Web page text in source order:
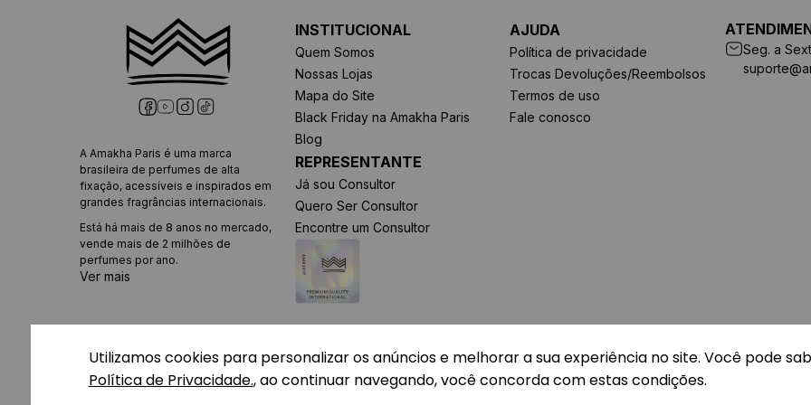
Utilizamos cookies para personalizar os anúncios e melhorar a sua experiência no site. Você pode
Política de Privacidade., ao continuar navegando, você concorda com estas condições.
A Amakha Paris é uma marca
brasileira de perfumes de alta
fixação, acessíveis e inspirados em
grandes fragrâncias internacionais.
Está há mais de 8 anos no mercado,
vende mais de 2 milhões de
perfumes por ano.
Ver mais
INSTITUCIONAL
Quem Somos
Nossas Lojas
Mapa do Site
Black Friday na Amakha Paris
Blog
REPRESENTANTE
Já sou Consultor
Quero Ser Consultor
Encontre um Consultor
AJUDA
Política de privacidade
Trocas Devoluções/Reembolsos
Termos de uso
Fale conosco
Seg. a